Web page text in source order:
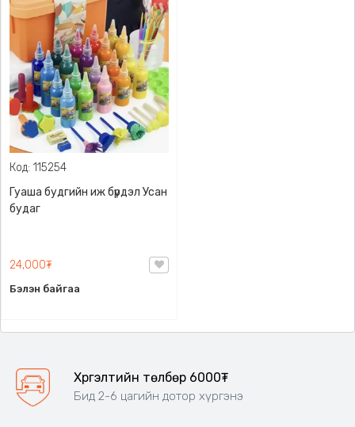
Код: 115254
Гуаша будгийн иж бүрдэл Усан
будаг
24,000₮
Бэлэн байгаа
Хүргэлтийн төлбөр 6000₮
Бид 2-6 цагийн дотор хүргэнэ